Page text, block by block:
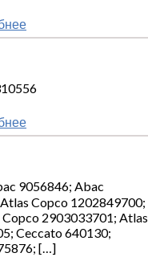
9056846; Abac
Copco 1202849700;
2903033701; Atlas
Ceccato 640130;
[…]